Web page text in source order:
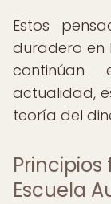
Estos
duradero en
continúan
actualidad,
teoría del
Escuela